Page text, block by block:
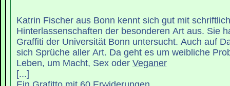
Katrin Fischer aus Bonn kennt sich gut mit
Hinterlassenschaften der besonderen Art aus. Sie
Graffiti der Universität Bonn untersucht. Auch auf
sich Sprüche aller Art. Da geht es um weibliche
Leben, um Macht, Sex oder Veganer
[...]